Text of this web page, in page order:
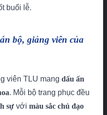
buổi lễ.
bộ, giảng viên của
viên TLU mang dấu ấn
. Mỗi bộ trang phục đều
sự với màu sắc chủ đạo